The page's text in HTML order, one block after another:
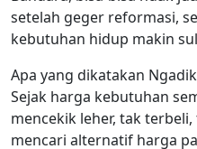
setelah geger reformasi,
kebutuhan hidup makin
Apa yang dikatakan
Sejak harga kebutuhan
mencekik leher, tak
mencari alternatif harga